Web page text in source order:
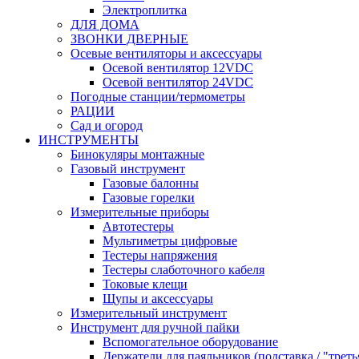
Электроплитка
ДЛЯ ДОМА
ЗВОНКИ ДВЕРНЫЕ
Осевые вентиляторы и аксессуары
Осевой вентилятор 12VDC
Осевой вентилятор 24VDC
Погодные станции/термометры
РАЦИИ
Сад и огород
ИНСТРУМЕНТЫ
Бинокуляры монтажные
Газовый инструмент
Газовые балонны
Газовые горелки
Измерительные приборы
Автотестеры
Мультиметры цифровые
Тестеры напряжения
Тестеры слаботочного кабеля
Токовые клещи
Щупы и аксессуары
Измерительный инструмент
Инструмент для ручной пайки
Вспомогательное оборудование
Держатели для паяльников (подставка /